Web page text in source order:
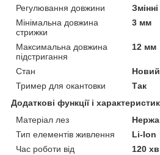
Регулювання довжини
Мінімальна довжина
стрижки
3 мм
Максимальна довжина
підстригання
12 мм
Стан
Новий
Тример для окантовки
Так
Додаткові функції і
Матеріал лез
Тип елементів живлення
Li-Ion
Час роботи від
120 хв